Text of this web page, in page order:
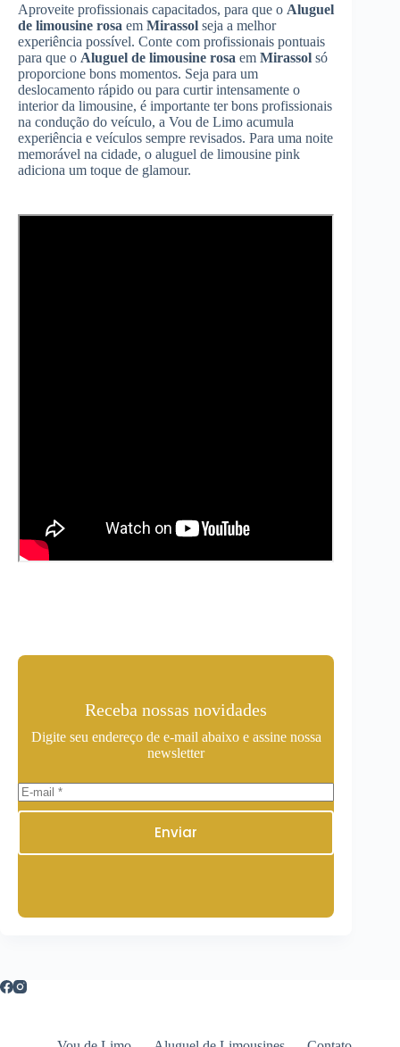
Aproveite profissionais capacitados, para que o Aluguel
de limousine rosa em Mirassol seja a melhor
experiência possível. Conte com profissionais pontuais
para que o Aluguel de limousine rosa em Mirassol só
proporcione bons momentos. Seja para um
deslocamento rápido ou para curtir intensamente o
interior da limousine, é importante ter bons profissionais
na condução do veículo, a Vou de Limo acumula
experiência e veículos sempre revisados. Para uma noite
memorável na cidade, o aluguel de limousine pink
adiciona um toque de glamour.
Receba nossas novidades
Digite seu endereço de e-mail abaixo e assine nossa
newsletter
Enviar